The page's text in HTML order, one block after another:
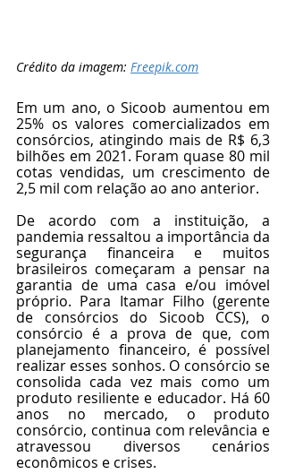
Crédito da imagem: Freepik.com
Em um ano, o Sicoob aumentou em
25% os valores comercializados em
consórcios, atingindo mais de R$ 6,3
bilhões em 2021. Foram quase 80 mil
cotas vendidas, um crescimento de
2,5 mil com relação ao ano anterior.
De acordo com a instituição, a
pandemia ressaltou a importância da
segurança financeira e muitos
brasileiros começaram a pensar na
garantia de uma casa e/ou imóvel
próprio. Para Itamar Filho (gerente
de consórcios do Sicoob CCS), o
consórcio é a prova de que, com
planejamento financeiro, é possível
realizar esses sonhos. O consórcio se
consolida cada vez mais como um
produto resiliente e educador. Há 60
anos no mercado, o produto
consórcio, continua com relevância e
atravessou diversos cenários
econômicos e crises.